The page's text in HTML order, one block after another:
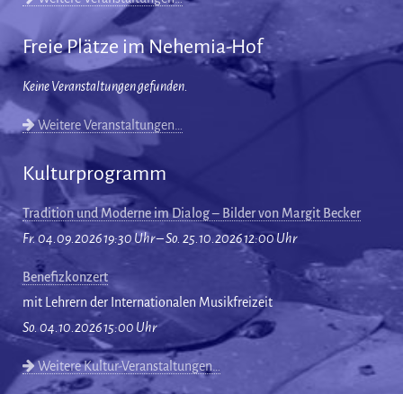
Freie Plätze im Nehemia-Hof
Keine Veranstaltungen gefunden.
Weitere Veranstaltungen…
Kulturprogramm
Tradition und Moderne im Dialog – Bilder von Margit Becker
Fr. 04.09.2026 19:30 Uhr – So. 25.10.2026 12:00 Uhr
Benefizkonzert
mit Lehrern der Internationalen Musikfreizeit
So. 04.10.2026 15:00 Uhr
Weitere Kultur-Veranstaltungen…